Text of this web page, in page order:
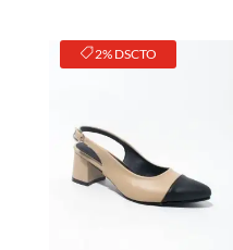
2% DSCTO